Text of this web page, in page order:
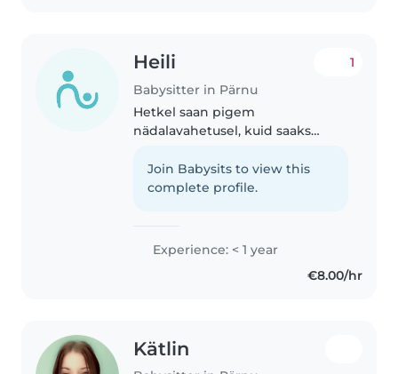
Heili
Babysitter in Pärnu
1
Hetkel saan pigem
nädalavahetusel, kuid saaks
peaaegu koguaeg. Lapses väga
meeldivad ob endal 2 õde-venda
Join Babysits to view this
complete profile.
Experience: < 1 year
€8.00/hr
Kätlin